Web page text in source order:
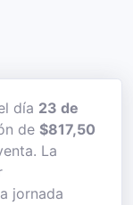
día 23 de
de $817,50
La
jornada